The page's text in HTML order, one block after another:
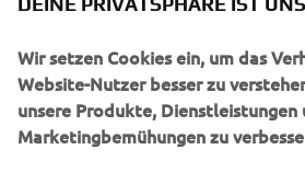
UNTERNEHMEN
B2B
Wir setzen Cookies ein, um das
Website-Nutzer besser zu
unsere Produkte, Dienstleistungen
Marketingbemühungen zu